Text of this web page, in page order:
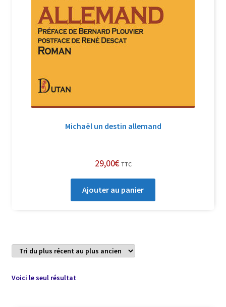
Qui sommes-nous ?
Soutien à Philippe Randa
Suivi de la Commande
Michaël un destin allemand
29,00€ TTC
Ajouter au panier
Voici le seul résultat